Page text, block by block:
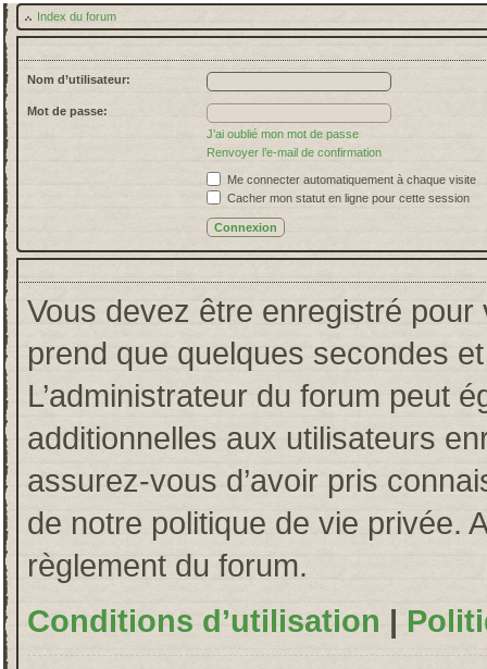
Index du forum
Nom d’utilisateur:
Mot de passe:
J’ai oublié mon mot de passe
Renvoyer l’e-mail de confirmation
Me connecter automatiquement à chaque visite
Cacher mon statut en ligne pour cette session
Vous devez être enregistré pour
prend que quelques secondes
L’administrateur du forum peut
additionnelles aux utilisateurs
assurez-vous d’avoir pris
de notre politique de vie privée.
règlement du forum.
Conditions d’utilisation |